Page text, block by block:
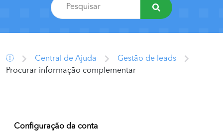
Central de Ajuda
Gestão de leads
Procurar informação complementar
Configuração da conta